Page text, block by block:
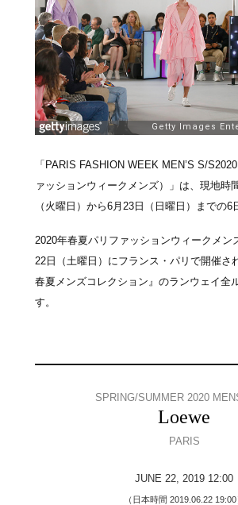
「PARIS FASHION WEEK MEN’S S/
ァッションウィークメンズ）」は、現地時
（火曜日）から6月23日（日曜日）までの6
2020年春夏パリファッションウィークメン
22日（土曜日）にフランス・パリで開催さ
春夏メンズコレクション』のランウェイ全
す。
SPRING/SUMMER 2020
Loewe
PARIS
JUNE 22, 2019 12:00
（日本時間 2019.06.22 19:00